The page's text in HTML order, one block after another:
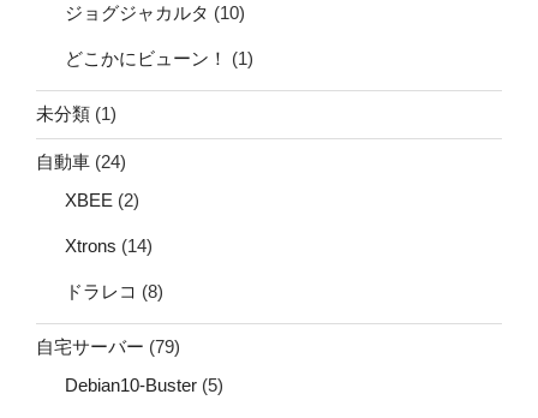
ジョグジャカルタ (10)
どこかにビューン！ (1)
未分類 (1)
自動車 (24)
XBEE (2)
Xtrons (14)
ドラレコ (8)
自宅サーバー (79)
Debian10-Buster (5)